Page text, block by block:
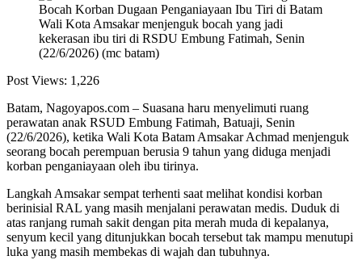
Wali Kota Amsakar menjenguk bocah yang jadi
kekerasan ibu tiri di RSDU Embung Fatimah, Senin
(22/6/2026) (mc batam)
Post Views: 1,226
Batam, Nagoyapos.com – Suasana haru menyelimuti ruang
perawatan anak RSUD Embung Fatimah, Batuaji, Senin
(22/6/2026), ketika Wali Kota Batam Amsakar Achmad menjenguk
seorang bocah perempuan berusia 9 tahun yang diduga menjadi
korban penganiayaan oleh ibu tirinya.
Langkah Amsakar sempat terhenti saat melihat kondisi korban
berinisial RAL yang masih menjalani perawatan medis. Duduk di
atas ranjang rumah sakit dengan pita merah muda di kepalanya,
senyum kecil yang ditunjukkan bocah tersebut tak mampu menutupi
luka yang masih membekas di wajah dan tubuhnya.